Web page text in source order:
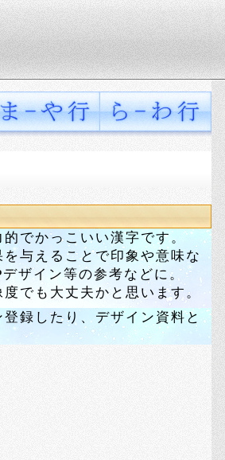
でかっこいい漢字です。
与えることで印象や意味な
ザイン等の参考などに。
でも大丈夫かと思います。
録したり、デザイン資料と